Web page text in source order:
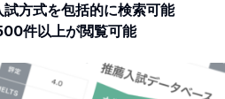
方式を包括的に検索可能
件以上が閲覧可能